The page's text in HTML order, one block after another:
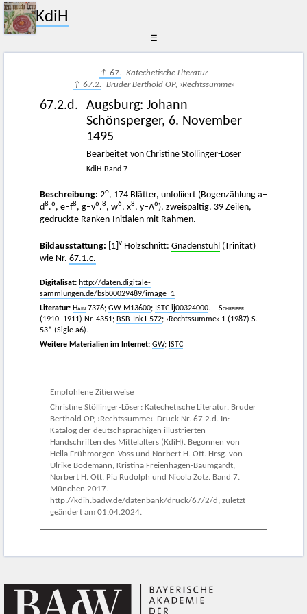
KdiH
☰
↑ 67. Katechetische Literatur
↑ 67.2. Bruder Berthold OP, ›Rechtssumme‹
67.2.d. Augsburg: Johann
Schönsperger, 6. November
1495
Bearbeitet von Christine Stöllinger-Löser
KdiH-Band 7
Beschreibung: 2o, 174 Blätter, unfoliiert (Bogenzählung a–
d8.6, e–f8, g–v6.8, w6, x8, y–A6), zweispaltig, 39 Zeilen,
gedruckte Ranken-Initialen mit Rahmen.
Bildausstattung: [1] v Holzschnitt: Gnadenstuhl (Trinität)
wie Nr. 67.1.c.
Digitalisat: http://daten.digitale-
sammlungen.de/bsb00029489/image_1
Literatur: Hain 7376; GW M13600; ISTC ij00324000. – Schreiber
(1910–1911) Nr. 4351; BSB-Ink I-572; ›Rechtssumme‹ 1 (1987) S.
53* (Sigle a6).
Weitere Materialien im Internet: GW; ISTC
Empfohlene Zitierweise
Christine Stöllinger-Löser: Katechetische Literatur. Bruder
Berthold OP, ›Rechtssumme‹. Druck Nr. 67.2.d. In:
Katalog der deutschsprachigen illustrierten
Handschriften des Mittelalters (KdiH). Begonnen von
Hella Frühmorgen-Voss und Norbert H. Ott. Hrsg. von
Ulrike Bodemann, Kristina Freienhagen-Baumgardt,
Norbert H. Ott, Pia Rudolph und Nicola Zotz. Band 7.
München 2017.
http://kdih.badw.de/datenbank/druck/67/2/d; zuletzt
geändert am 01.04.2024.